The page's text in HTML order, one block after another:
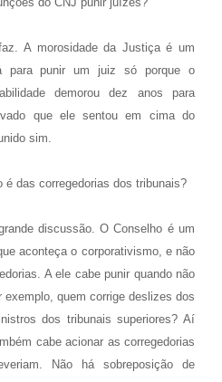
A morosidade da Justiça é um
para punir um juiz só porque o
demorou dez anos para
que ele sentou em cima do
sim.
é das corregedorias dos tribunais?
discussão. O Conselho é um
aconteça o corporativismo, e não
A ele cabe punir quando não
exemplo, quem corrige deslizes dos
dos tribunais superiores? Aí
cabe acionar as corregedorias
Não há sobreposição de